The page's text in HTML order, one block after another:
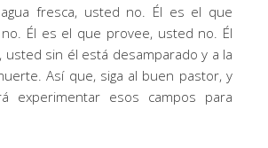
fresca, usted no. Él es el que
Él es el que provee, usted no. Él
usted sin él está desamparado y a la
Así que, siga al buen pastor, y
experimentar esos campos para